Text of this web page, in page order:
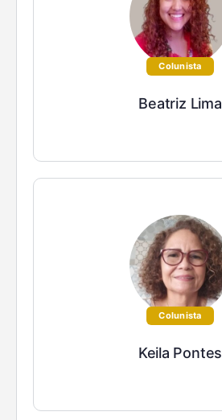
Colunista
Beatriz Lima
Colunista
Keila Pontes